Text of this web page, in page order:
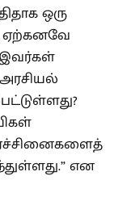
ஒரு
என